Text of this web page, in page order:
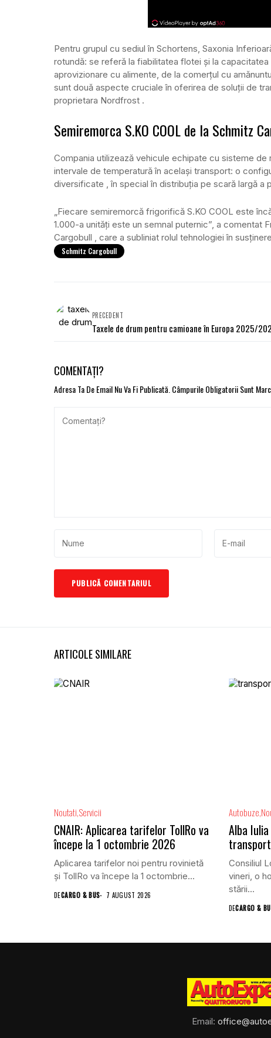
Pentru grupul cu sediul în Schortens, Saxonia
rotundă: se referă la fiabilitatea flotei și la
aprovizionare cu alimente, de la comerțul cu
sunt două aspecte cruciale în oferirea de soluții de
proprietara Nordfrost .
Semiremorca S.KO COOL de la Schmitz
Compania utilizează vehicule echipate cu sisteme
intervale de temperatură în același transport: o
diversificate , în special în distribuția pe scară largă a
„Fiecare semiremorcă frigorifică S.KO COOL este
1.000-a unități este un semnal puternic”, a comentat
Cargobull , care a subliniat rolul tehnologiei în
Schmitz Cargobull
PRECEDENT
Taxele de drum pentru camioane în Europa 2025/
COMENTAȚI?
Adresa Ta De Email Nu Va Fi Publicată. Câmpurile Obligatorii Sunt
ARTICOLE SIMILARE
Noutati Servicii
CNAIR: Aplicarea tarifelor TollRo va
începe la 1 octombrie 2026
Aplicarea tarifelor noi pentru rovinietă
și TollRo va începe la 1 octombrie...
DECARGO & BUS 7 AUGUST 2026
Autobuze
Alba
Consiliul
vineri, o
stării...
DECARGO &
Email: